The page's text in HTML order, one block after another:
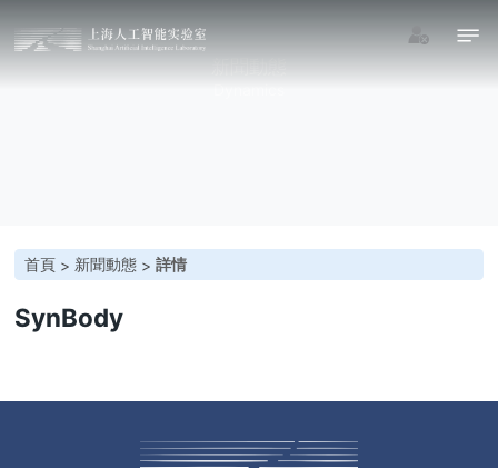
新聞動態
首頁 > 新聞動態 >詳情
SynBody